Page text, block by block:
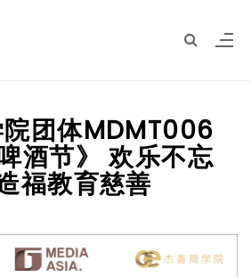
院团体MDMT006
酒节》 欢乐不忘
福教育慈善